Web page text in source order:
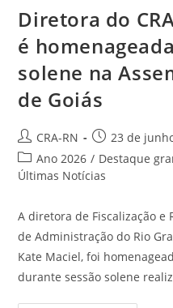
Diretora do
é
solene na
de Goiás
Autor
do
post:
CRA-RN
Post
publicado:
23 de
Categoria
do
Ano 2026 / Destaque
Últimas Notícias
A diretora de Fiscalização e
de Administração do Rio
Kate Maciel, foi
durante sessão solene